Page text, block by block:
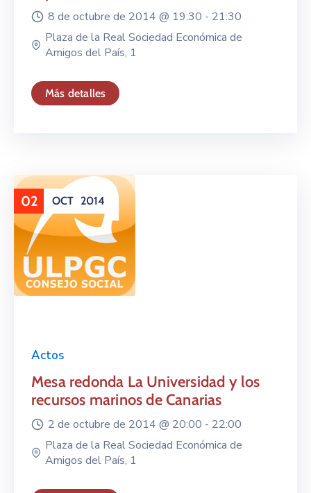
8 de octubre de 2014 @ 19:30 - 21:30
Plaza de la Real Sociedad Económica de
Amigos del País, 1
Más detalles
02 OCT 2014
Actos
Mesa redonda La Universidad y los
recursos marinos de Canarias
2 de octubre de 2014 @ 20:00 - 22:00
Plaza de la Real Sociedad Económica de
Amigos del País, 1